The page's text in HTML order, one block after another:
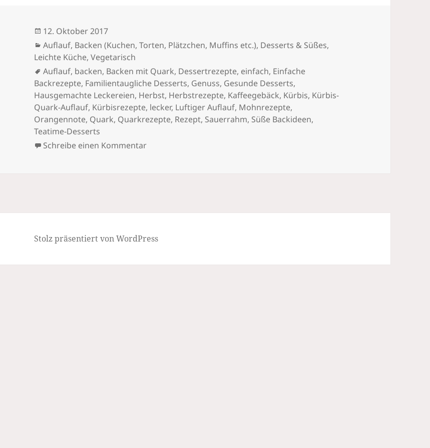
Veröffentlicht
am
12. Oktober 2017
Kategorien
Auflauf, Backen (Kuchen, Torten, Plätzchen, Muffins etc.), Desserts & Süßes,
Leichte Küche,Vegetarisch
Schlagwörter
Auflauf, backen, Backen mit Quark, Dessertrezepte, einfach, Einfache
Backrezepte, Familientaugliche Desserts, Genuss, Gesunde Desserts,
Hausgemachte Leckereien, Herbst, Herbstrezepte, Kaffeegebäck, Kürbis, Kürbis-
Quark-Auflauf, Kürbisrezepte, lecker, Luftiger Auflauf, Mohnrezepte,
Orangennote, Quark, Quarkrezepte, Rezept, Sauerrahm, Süße Backideen,
Teatime-Desserts
Schreibe einen Kommentarzu Köstliche Kürbis-Quark-Auflauf mit Mohn
Stolz präsentiert von WordPress